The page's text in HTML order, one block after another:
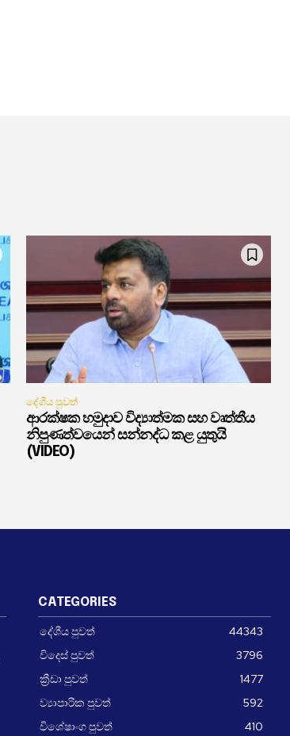
දේශීය පුවත්
ආරක්ෂක හමුදාව විද්‍යාත්මක සහ වෘත්තීය
නිපුණත්වයෙන් සන්නද්ධ කළ යුතුයි
(VIDEO)
CATEGORIES
දේශීය පුවත්
44343
විදෙස් පුවත්
3796
ක්‍රීඩා පුවත්
1477
ව්‍යාපාරික පුවත්
592
විශේෂාංග පුවත්
410